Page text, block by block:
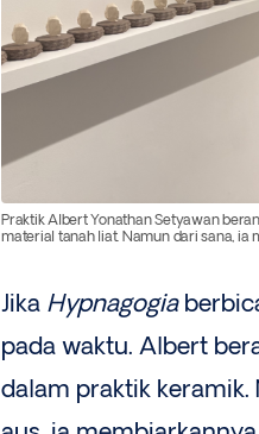
Praktik Albert Yonathan Setyawan
material tanah liat. Namun dari sana, ia
Jika Hypnagogia
pada waktu. Albert
dalam praktik